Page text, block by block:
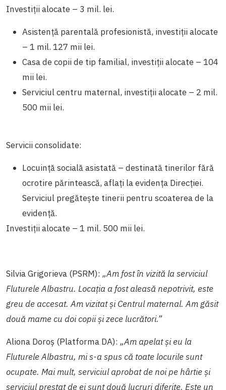
Investiții alocate – 3 mil. lei.
Asistență parentală profesionistă, investiții alocate
– 1 mil. 127 mii lei.
Casa de copii de tip familial, investiții alocate – 104
mii lei.
Serviciul centru maternal, investiții alocate – 2 mil.
500 mii lei.
Servicii consolidate:
Locuință socială asistată – destinată tinerilor fără
ocrotire părintească, aflați la evidența Direcției.
Serviciul pregătește tinerii pentru scoaterea de la
evidență.
Investiții alocate – 1 mil. 500 mii lei.
Silvia Grigorieva (PSRM): „Am fost în vizită la serviciul
Fluturele Albastru. Locația a fost aleasă nepotrivit, este
greu de accesat. Am vizitat și Centrul maternal. Am găsit
două mame cu doi copii și zece lucrători.”
Aliona Doroș (Platforma DA): „Am apelat și eu la
Fluturele Albastru, mi s-a spus că toate locurile sunt
ocupate. Mai mult, serviciul aprobat de noi pe hârtie și
serviciul prestat de ei sunt două lucruri diferite. Este un